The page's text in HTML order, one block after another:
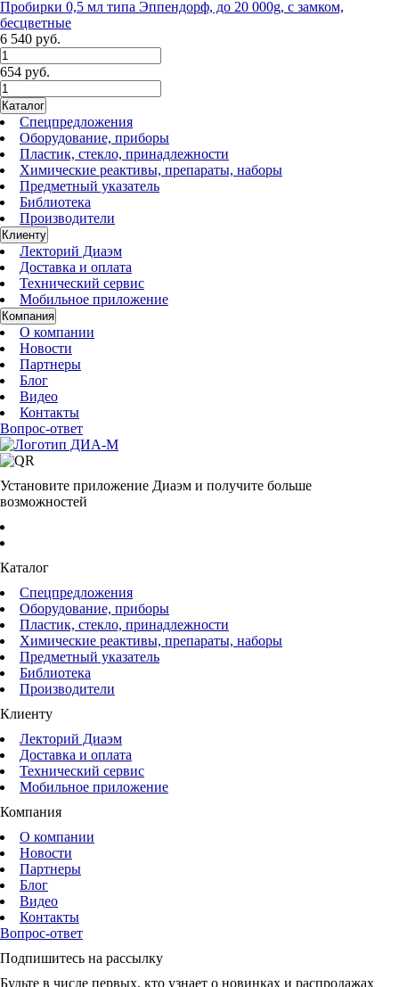
Пробирки 0,5 мл типа Эппендорф, до 20 000g, с замком,
бесцветные
6 540 руб.
654 руб.
Каталог
Спецпредложения
Оборудование, приборы
Пластик, стекло, принадлежности
Химические реактивы, препараты, наборы
Предметный указатель
Библиотека
Производители
Клиенту
Лекторий Диаэм
Доставка и оплата
Технический сервис
Мобильное приложение
Компания
О компании
Новости
Партнеры
Блог
Видео
Контакты
Вопрос-ответ
Установите приложение Диаэм и получите больше
возможностей
Каталог
Спецпредложения
Оборудование, приборы
Пластик, стекло, принадлежности
Химические реактивы, препараты, наборы
Предметный указатель
Библиотека
Производители
Клиенту
Лекторий Диаэм
Доставка и оплата
Технический сервис
Мобильное приложение
Компания
О компании
Новости
Партнеры
Блог
Видео
Контакты
Вопрос-ответ
Подпишитесь на рассылку
Будьте в числе первых, кто узнает о новинках и распродажах